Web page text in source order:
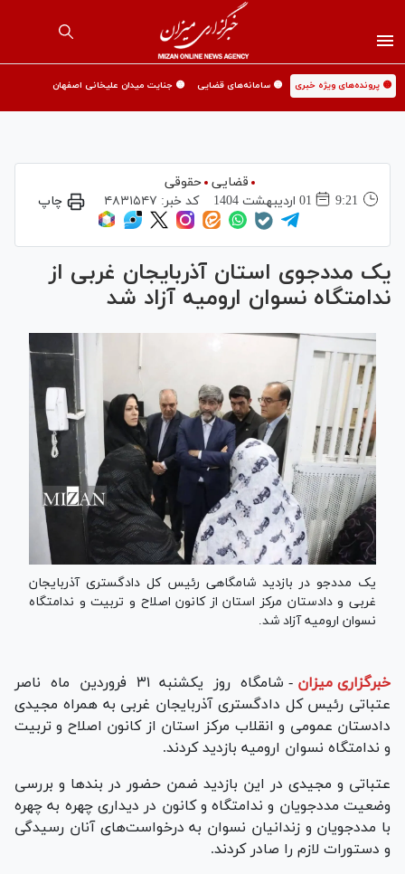
🟡 پرونده‌های ویژه خبری 🟡 سامانه‌های قضایی 🟡 جنایت میدان علیخانی اصفهان
قضایی حقوقی
9:21
01 ارديبهشت 1404 کد خبر: ۴۸۳۱۵۴۷ چاپ
یک مددجوی استان آذربایجان غربی از
ندامتگاه نسوان ارومیه آزاد شد
یک مددجو در بازدید شامگاهی رئیس کل دادگستری آذربایجان
غربی و دادستان مرکز استان از کانون اصلاح و تربیت و ندامتگاه
نسوان ارومیه آزاد شد.
خبرگزاری میزان -
شامگاه روز یکشنبه ۳۱ فروردین ماه ناصر
عتباتی رئیس کل دادگستری آذربایجان غربی به همراه مجیدی
دادستان عمومی و انقلاب مرکز استان از کانون اصلاح و تربیت
و ندامتگاه نسوان ارومیه بازدید کردند.
عتباتی و مجیدی در این بازدید ضمن حضور در بند‌ها و بررسی
وضعیت مددجویان و ندامتگاه و کانون در دیداری چهره به چهره
با مددجویان و زندانیان نسوان به درخواست‌های آنان رسیدگی
و دستورات لازم را صادر کردند.